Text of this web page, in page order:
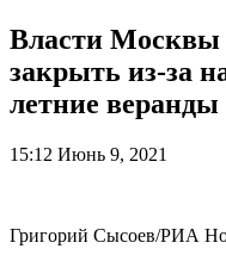
Власти Москвы
закрыть из-за
летние веранды
15:12 Июнь 9, 2021
Григорий Сысоев/РИА